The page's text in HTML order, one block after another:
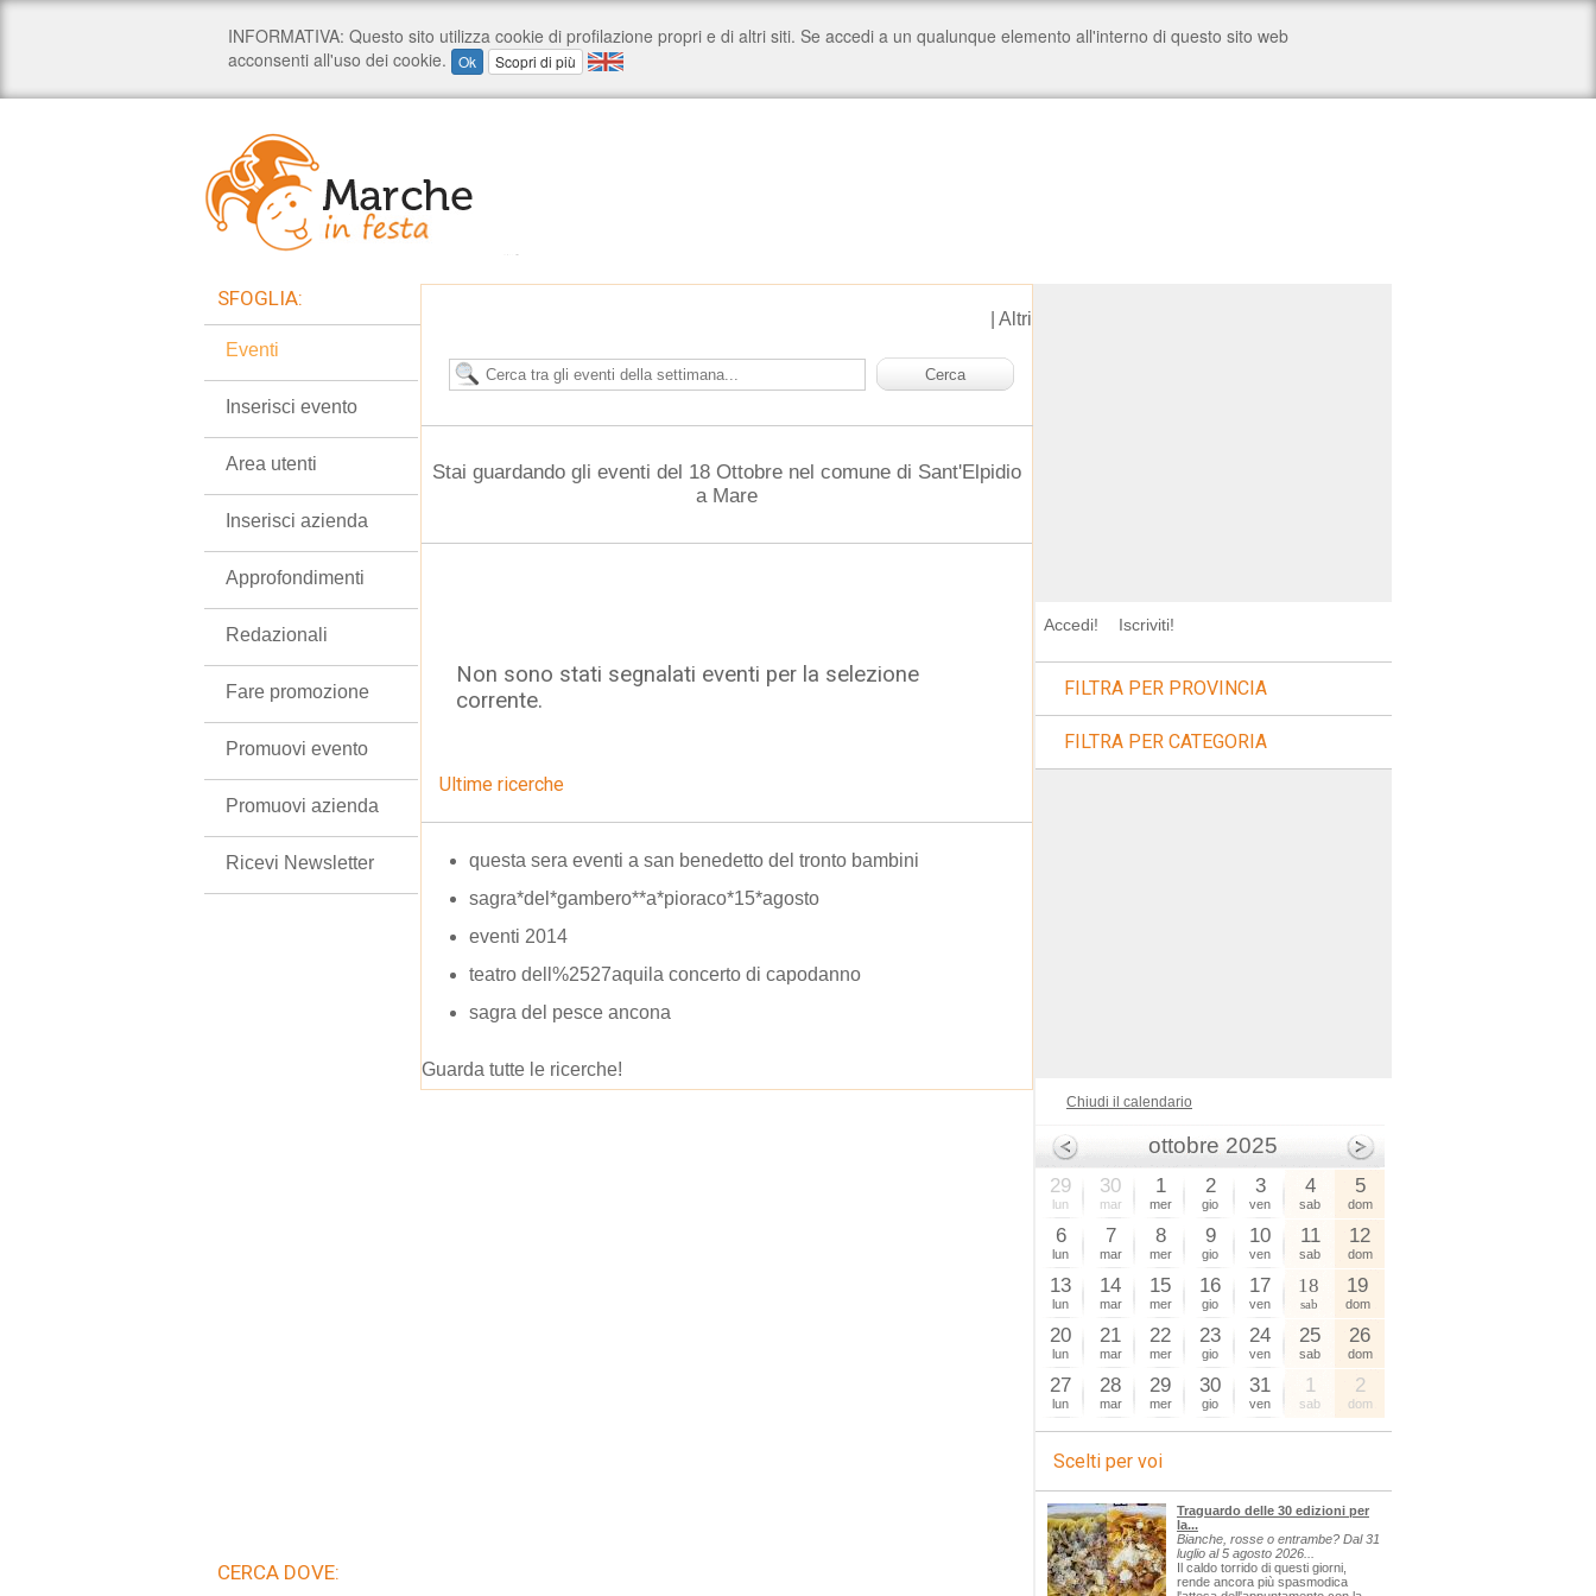
Altri
Stai guardando gli eventi del 18 Ottobre nel comune di Sant'Elpidio
a Mare
Non sono stati segnalati eventi per la selezione
corrente.
Ultime ricerche
questa sera eventi a san benedetto del tronto bambini
sagra*del*gambero**a*pioraco*15*agosto
eventi 2014
teatro dell%2527aquila concerto di capodanno
sagra del pesce ancona
Guarda tutte le ricerche!
SFOGLIA:
Eventi
Inserisci evento
Area utenti
Inserisci azienda
Approfondimenti
Redazionali
Fare promozione
Promuovi evento
Promuovi azienda
Ricevi Newsletter
CERCA DOVE:
Accedi! Iscriviti!
FILTRA PER PROVINCIA
FILTRA PER CATEGORIA
Chiudi il calendario
ottobre 2025
29
lun
30
mar
1
mer
2
gio
3
ven
4
sab
5
dom
6
lun
7
mar
8
mer
9
gio
10
ven
11
sab
12
dom
13
lun
14
mar
15
mer
16
gio
17
ven
18
sab
19
dom
20
lun
21
mar
22
mer
23
gio
24
ven
25
sab
26
dom
27
lun
28
mar
29
mer
30
gio
31
ven
1
sab
2
dom
Scelti per voi
Traguardo delle 30 edizioni per
la...
Bianche, rosse o entrambe? Dal 31
luglio al 5 agosto 2026...
Il caldo torrido di questi giorni,
rende ancora più spasmodica